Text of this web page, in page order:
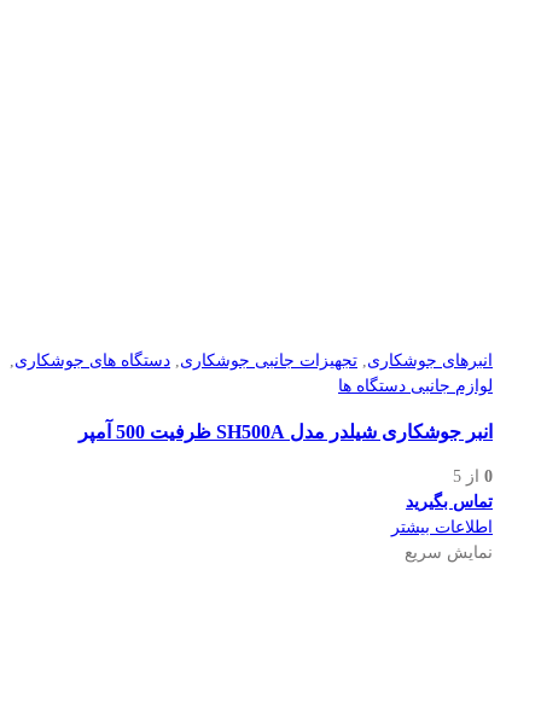
انبرهای جوشکاری, تجهیزات جانبی جوشکاری, دستگاه های جوشکاری,
لوازم جانبی دستگاه ها
انبر جوشکاری شیلدر مدل SH500A ظرفیت 500 آمپر
0 از 5
تماس بگیرید
اطلاعات بیشتر
نمایش سریع